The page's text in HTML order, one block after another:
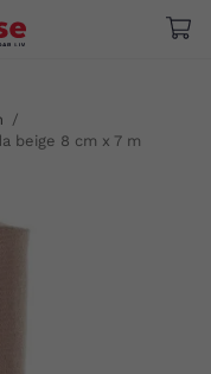
/
beige 8 cm x 7 m